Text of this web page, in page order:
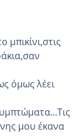
όμως λέει
μου έκανα